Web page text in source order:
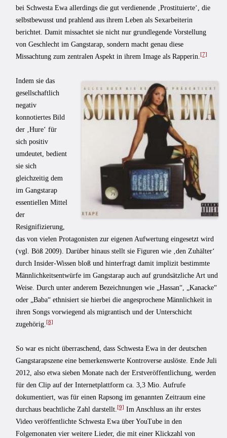
bei Schwesta Ewa allerdings die gut verdienende ‚Prostituierte‘, die
selbstbewusst und prahlend aus ihrem Leben als Sexarbeiterin
berichtet. Damit missachtet sie nicht nur grundlegende Vorstellung
von Geschlecht im Gangstarap, sondern macht genau diese
Missachtung zum zentralen Aspekt in ihrem Image als Rapperin. [7]
Indem sie das
gesellschaftlich
negativ
konnotiertes Bild
der ‚Hure‘ für
sich positiv
umdeutet, bedient
sie sich
gleichzeitig dem
im Gangstarap
essentiellen Mittel
der
Resignifizierung,
das von vielen Protagonisten zur eigenen Aufwertung eingesetzt wird
(vgl. Böß 2009). Darüber hinaus stellt sie Figuren wie ‚den Zuhälter‘
durch Insider-Wissen bloß und hinterfragt damit implizit bestimmte
Männlichkeitsentwürfe im Gangstarap auch auf grundsätzliche Art und
Weise. Durch unter anderem Bezeichnungen wie „Hassan“, „Kanacke“
oder „Baba“ ethnisiert sie hierbei die angesprochene Männlichkeit in
ihren Songs vorwiegend als migrantisch und der Unterschicht
zugehörig. [8]
So war es nicht überraschend, dass Schwesta Ewa in der deutschen
Gangstarapszene eine bemerkenswerte Kontroverse auslöste. Ende Juli
2012, also etwa sieben Monate nach der Erstveröffentlichung, werden
für den Clip auf der Internetplattform ca. 3,3 Mio. Aufrufe
dokumentiert, was für einen Rapsong im genannten Zeitraum eine
durchaus beachtliche Zahl darstellt. [9] Im Anschluss an ihr erstes
Video veröffentlichte Schwesta Ewa über YouTube in den
Folgemonaten vier weitere Lieder, die mit einer Klickzahl von